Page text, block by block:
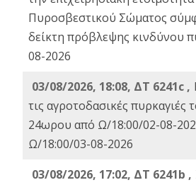
Πυροσβεστικού Σώματος
δείκτη πρόβλεψης κινδύνου
08-2026
03/08/2026, 18:08, ΔΤ 6241c ,
τις αγροτοδασικές πυρκαγιές
24ωρου από Ω/18:00/02-08-
Ω/18:00/03-08-2026
03/08/2026, 17:02, ΔΤ 6241b ,